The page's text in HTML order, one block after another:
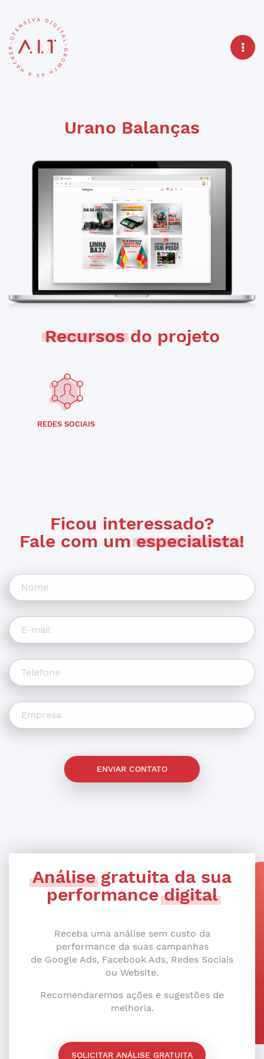
Urano Balanças
Recursosdo projeto
REDES SOCIAIS
Ficou interessado?
Fale com umespecialista!
ENVIAR CONTATO
Análisegratuita da sua
performancedigital
Receba uma análise sem custo da
performance da suas campanhas
de Google Ads, Facebook Ads, Redes Sociais
ou Website.
Recomendaremos ações e sugestões de
melhoria.
SOLICITAR ANÁLISE GRATUITA